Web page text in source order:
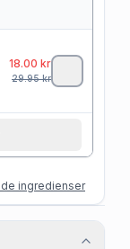
18.00 kr
29.95kr
ingredienser